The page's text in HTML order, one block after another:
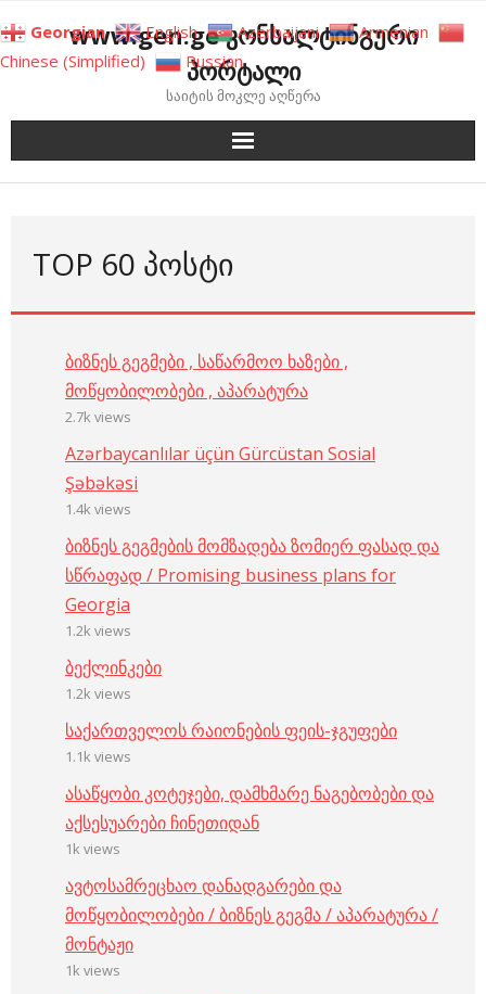
to
content
www.gen.ge კონსალტინგური
პორტალი
საიტის მოკლე აღწერა
TOP 60 ᲞᲝᲡᲢᲘ
ბიზნეს გეგმები , საწარმოო ხაზები ,
მოწყობილობები , აპარატურა
2.7k views
Azərbaycanlılar üçün Gürcüstan Sosial
Şəbəkəsi
1.4k views
ბიზნეს გეგმების მომზადება ზომიერ ფასად და
სწრაფად / Promising business plans for
Georgia
1.2k views
ბექლინკები
1.2k views
საქართველოს რაიონების ფეის-ჯგუფები
1.1k views
ასაწყობი კოტეჯები, დამხმარე ნაგებობები და
აქსესუარები ჩინეთიდან
1k views
ავტოსამრეცხაო დანადგარები და
მოწყობილობები / ბიზნეს გეგმა / აპარატურა /
მონტაჟი
1k views
Georgian English Azerbaijani
Armenian
Chinese (Simplified)
Russian